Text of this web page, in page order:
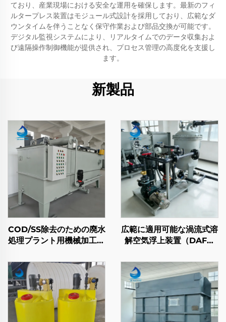
ており、産業現場における安全な運用を確保します。最新のフィ
ルタープレス装置はモジュール式設計を採用しており、広範なダ
ウンタイムを伴うことなく保守作業および部品交換が可能です。
デジタル監視システムにより、リアルタイムでのデータ収集およ
び遠隔操作制御機能が提供され、プロセス管理の高度化を支援し
ます。
新製品
COD/SS除去のための廃水
処理プラント用機械加工廃
（DAF）
広範に適用可能な渦流式溶
解空気浮上装置（DAF）